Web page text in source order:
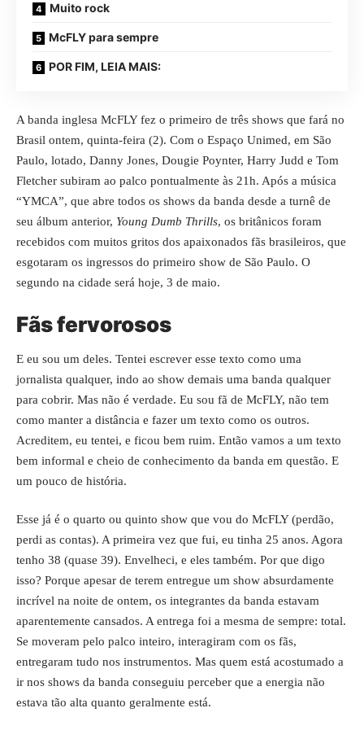
Muito rock
McFLY para sempre
POR FIM, LEIA MAIS:
A banda inglesa McFLY fez o primeiro de três shows que fará no
Brasil ontem, quinta-feira (2). Com o Espaço Unimed, em São
Paulo, lotado, Danny Jones, Dougie Poynter, Harry Judd e Tom
Fletcher subiram ao palco pontualmente às 21h. Após a música
“YMCA”, que abre todos os shows da banda desde a turnê de
seu álbum anterior, Young Dumb Thrills, os britânicos foram
recebidos com muitos gritos dos apaixonados fãs brasileiros, que
esgotaram os ingressos do primeiro show de São Paulo. O
segundo na cidade será hoje, 3 de maio.
Fãs fervorosos
E eu sou um deles. Tentei escrever esse texto como uma
jornalista qualquer, indo ao show demais uma banda qualquer
para cobrir. Mas não é verdade. Eu sou fã de McFLY, não tem
como manter a distância e fazer um texto como os outros.
Acreditem, eu tentei, e ficou bem ruim. Então vamos a um texto
bem informal e cheio de conhecimento da banda em questão. E
um pouco de história.
Esse já é o quarto ou quinto show que vou do McFLY (perdão,
perdi as contas). A primeira vez que fui, eu tinha 25 anos. Agora
tenho 38 (quase 39). Envelheci, e eles também. Por que digo
isso? Porque apesar de terem entregue um show absurdamente
incrível na noite de ontem, os integrantes da banda estavam
aparentemente cansados. A entrega foi a mesma de sempre: total.
Se moveram pelo palco inteiro, interagiram com os fãs,
entregaram tudo nos instrumentos. Mas quem está acostumado a
ir nos shows da banda conseguiu perceber que a energia não
estava tão alta quanto geralmente está.